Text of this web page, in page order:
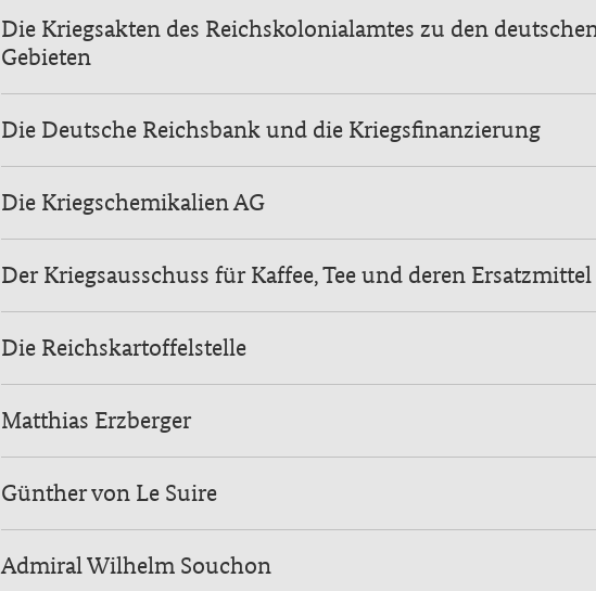
Die Kriegsakten des Reichskolonialamtes zu den
Gebieten
Die Deutsche Reichsbank und die Kriegsfinanzierung
Die Kriegschemikalien AG
Der Kriegsausschuss für Kaffee, Tee und deren Ersatzmittel
Die Reichskartoffelstelle
Matthias Erzberger
Günther von Le Suire
Admiral Wilhelm Souchon